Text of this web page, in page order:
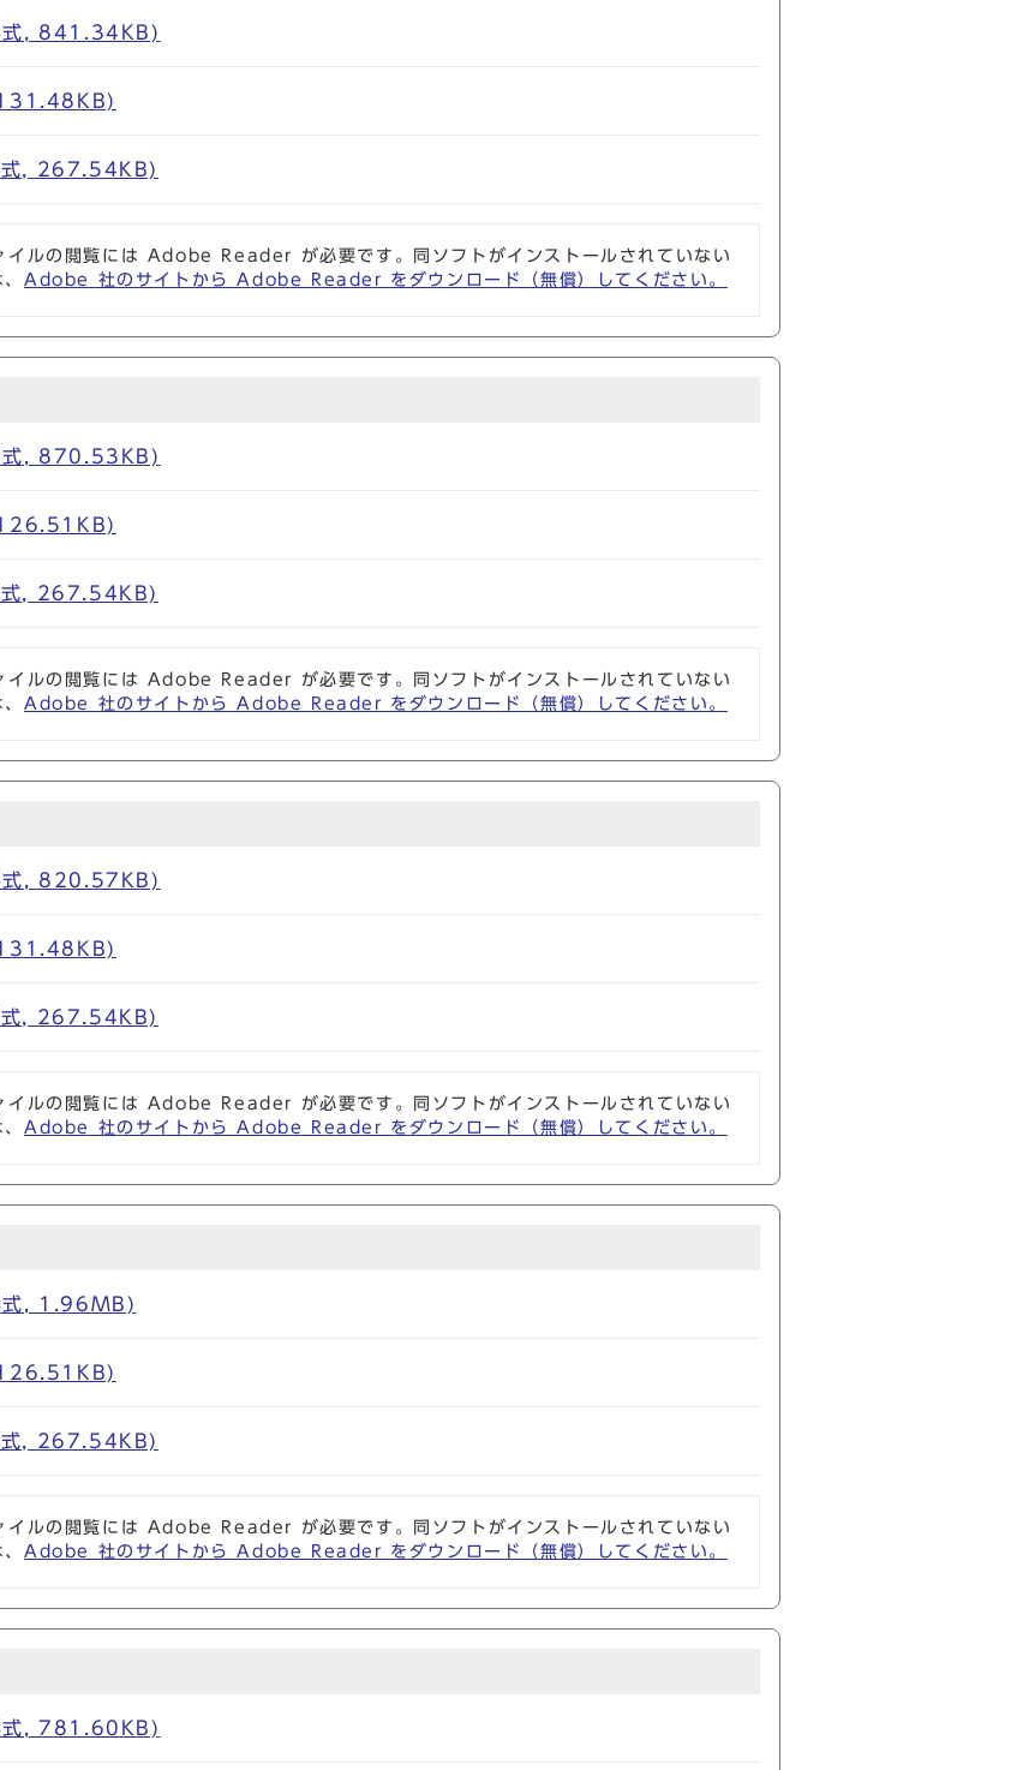
式, 841.34KB)
131.48KB)
式, 267.54KB)
イルの閲覧には Adobe Reader が必要です。同ソフトがインストールされていない
Adobe 社のサイトから Adobe Reader をダウンロード（無償）してください。
式, 870.53KB)
126.51KB)
式, 267.54KB)
イルの閲覧には Adobe Reader が必要です。同ソフトがインストールされていない
Adobe 社のサイトから Adobe Reader をダウンロード（無償）してください。
式, 820.57KB)
131.48KB)
式, 267.54KB)
イルの閲覧には Adobe Reader が必要です。同ソフトがインストールされていない
Adobe 社のサイトから Adobe Reader をダウンロード（無償）してください。
式, 1.96MB)
126.51KB)
式, 267.54KB)
イルの閲覧には Adobe Reader が必要です。同ソフトがインストールされていない
Adobe 社のサイトから Adobe Reader をダウンロード（無償）してください。
式, 781.60KB)